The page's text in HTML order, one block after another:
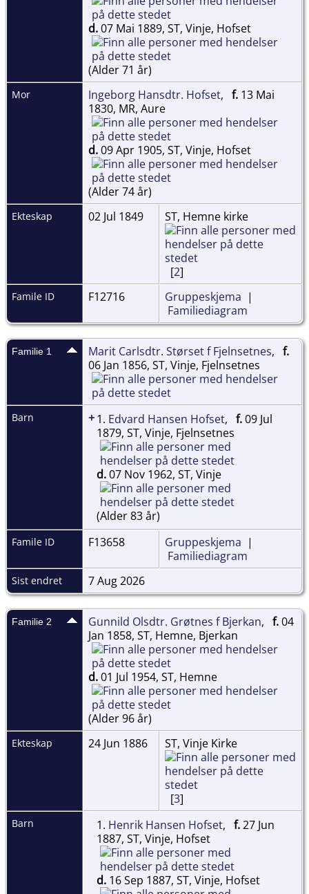
d.07 Mai 1889, ST, Vinje, Hofset
(Alder 71 år)
Mor Ingeborg Hansdtr. Hofset, f. 13 Mai
1830, MR, Aure
d.09 Apr 1905, ST, Vinje, Hofset
(Alder 74 år)
Ekteskap 02 Jul 1849 ST, Hemne kirke
[2]
Famile ID F12716 Gruppeskjema |
Familiediagram
Familie 1 Marit Carlsdtr. Størset f Fjelnsetnes, f.
06 Jan 1856, ST, Vinje, Fjelnsetnes
Barn +1. Edvard Hansen Hofset, f.09 Jul
1879, ST, Vinje, Fjelnsetnes
d.07 Nov 1962, ST, Vinje
(Alder 83 år)
Famile ID F13658 Gruppeskjema |
Familiediagram
Sist endret 7 Aug 2026
Familie 2 Gunnild Olsdtr. Grøtnes f Bjerkan, f.04
Jan 1858, ST, Hemne, Bjerkan
d.01 Jul 1954, ST, Hemne
(Alder 96 år)
Ekteskap 24 Jun 1886 ST, Vinje Kirke
[3]
Barn 1. Henrik Hansen Hofset, f.27 Jun
1887, ST, Vinje, Hofset
d. 16 Sep 1887, ST, Vinje, Hofset